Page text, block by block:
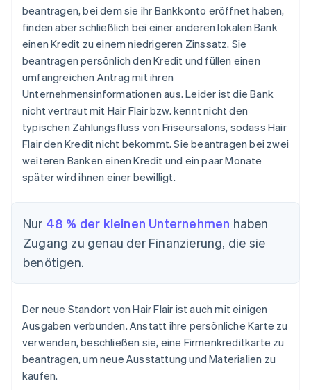
beantragen, bei dem sie ihr Bankkonto eröffnet haben,
finden aber schließlich bei einer anderen lokalen Bank
einen Kredit zu einem niedrigeren Zinssatz. Sie
beantragen persönlich den Kredit und füllen einen
umfangreichen Antrag mit ihren
Unternehmensinformationen aus. Leider ist die Bank
nicht vertraut mit Hair Flair bzw. kennt nicht den
typischen Zahlungsfluss von Friseursalons, sodass Hair
Flair den Kredit nicht bekommt. Sie beantragen bei zwei
weiteren Banken einen Kredit und ein paar Monate
später wird ihnen einer bewilligt.
Nur 48 % der kleinen Unternehmen haben
Zugang zu genau der Finanzierung, die sie
benötigen.
Der neue Standort von Hair Flair ist auch mit einigen
Ausgaben verbunden. Anstatt ihre persönliche Karte zu
verwenden, beschließen sie, eine Firmenkreditkarte zu
beantragen, um neue Ausstattung und Materialien zu
kaufen.